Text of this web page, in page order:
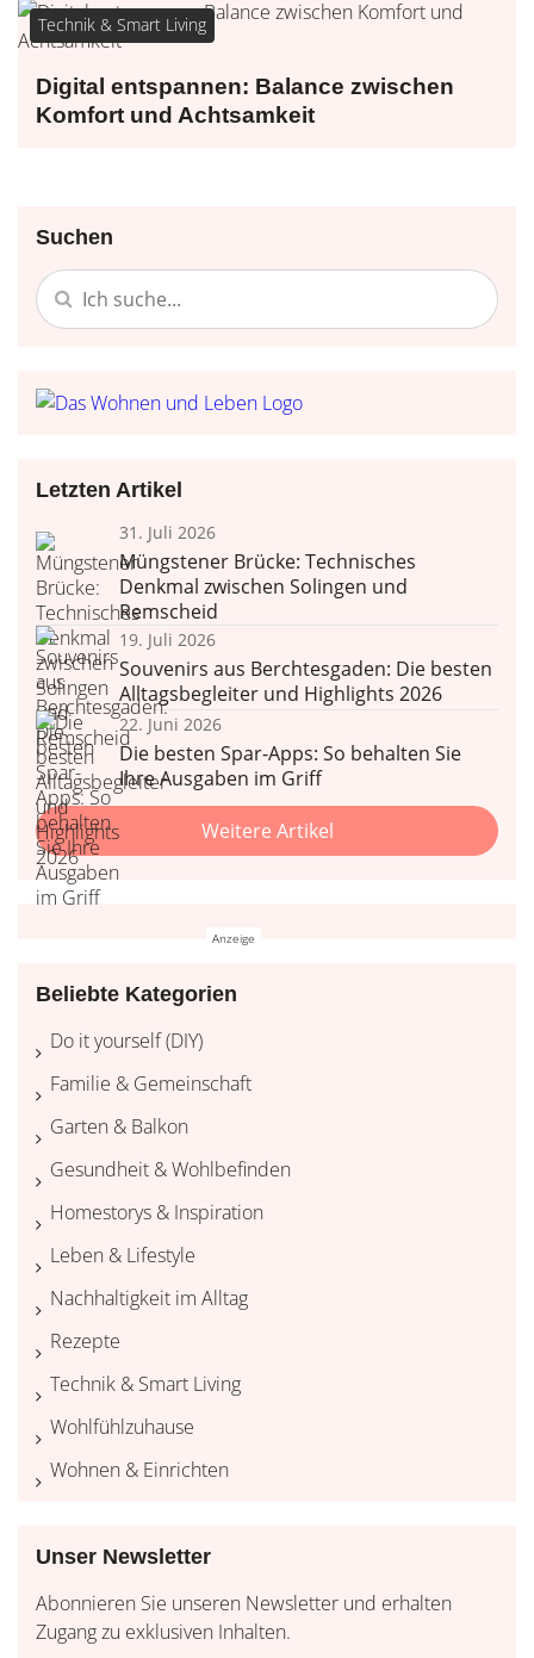
Technik & Smart Living
Digital entspannen: Balance zwischen
Komfort und Achtsamkeit
Suchen
Letzten Artikel
31. Juli 2026
Müngstener Brücke: Technisches
Denkmal zwischen Solingen und
Remscheid
19. Juli 2026
Souvenirs aus Berchtesgaden: Die besten
Alltagsbegleiter und Highlights 2026
22. Juni 2026
Die besten Spar-Apps: So behalten Sie
Ihre Ausgaben im Griff
Weitere Artikel
Beliebte Kategorien
Do it yourself (DIY)
Familie & Gemeinschaft
Garten & Balkon
Gesundheit & Wohlbefinden
Homestorys & Inspiration
Leben & Lifestyle
Nachhaltigkeit im Alltag
Rezepte
Technik & Smart Living
Wohlfühlzuhause
Wohnen & Einrichten
Unser Newsletter
Abonnieren Sie unseren Newsletter und erhalten
Zugang zu exklusiven Inhalten.